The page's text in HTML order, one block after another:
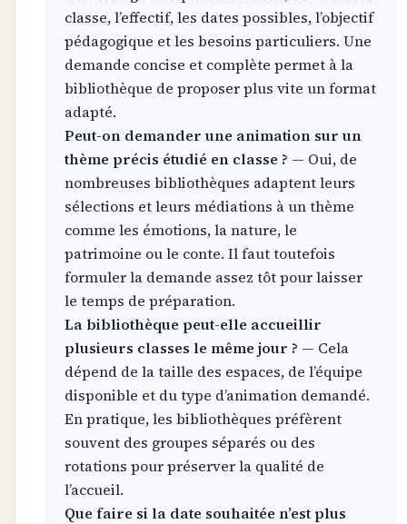
classe, l’effectif, les dates possibles, l’objectif
pédagogique et les besoins particuliers. Une
demande concise et complète permet à la
bibliothèque de proposer plus vite un format
adapté.
Peut-on demander une animation sur un
thème précis étudié en classe ? — Oui, de
nombreuses bibliothèques adaptent leurs
sélections et leurs médiations à un thème
comme les émotions, la nature, le
patrimoine ou le conte. Il faut toutefois
formuler la demande assez tôt pour laisser
le temps de préparation.
La bibliothèque peut-elle accueillir
plusieurs classes le même jour ? — Cela
dépend de la taille des espaces, de l’équipe
disponible et du type d’animation demandé.
En pratique, les bibliothèques préfèrent
souvent des groupes séparés ou des
rotations pour préserver la qualité de
l’accueil.
Que faire si la date souhaitée n’est plus